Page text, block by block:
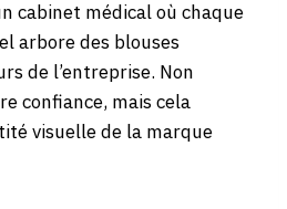
cabinet médical où chaque
arbore des blouses
de l’entreprise. Non
confiance, mais cela
visuelle de la marque